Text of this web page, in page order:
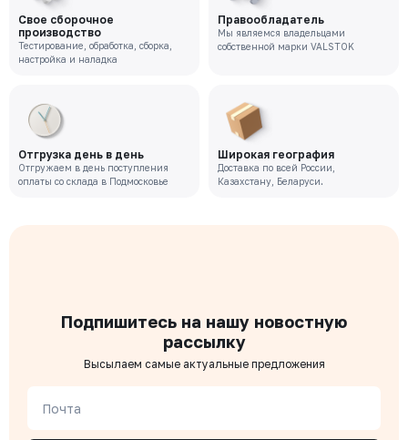
Свое сборочное
производство
Тестирование, обработка, сборка,
настройка и наладка
Правообладатель
Мы являемся владельцами
собственной марки VALSTOK
Отгрузка день в день
Отгружаем в день поступления
оплаты со склада в Подмосковье
Широкая география
Доставка по всей России,
Казахстану, Беларуси.
Подпишитесь на нашу новостную
рассылку
Высылаем самые актуальные предложения
Почта